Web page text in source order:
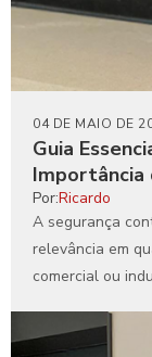
Guia
Importância
04 DE MAIO DE
Por:Ricardo
A segurança
relevância em
comercial ou